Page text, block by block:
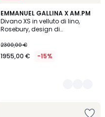
EMMANUEL GALLINA X AM.PM
Divano XS in velluto di lino,
Rosebury, design di
2300,00 €
1955,00 € -15%
5
Colori